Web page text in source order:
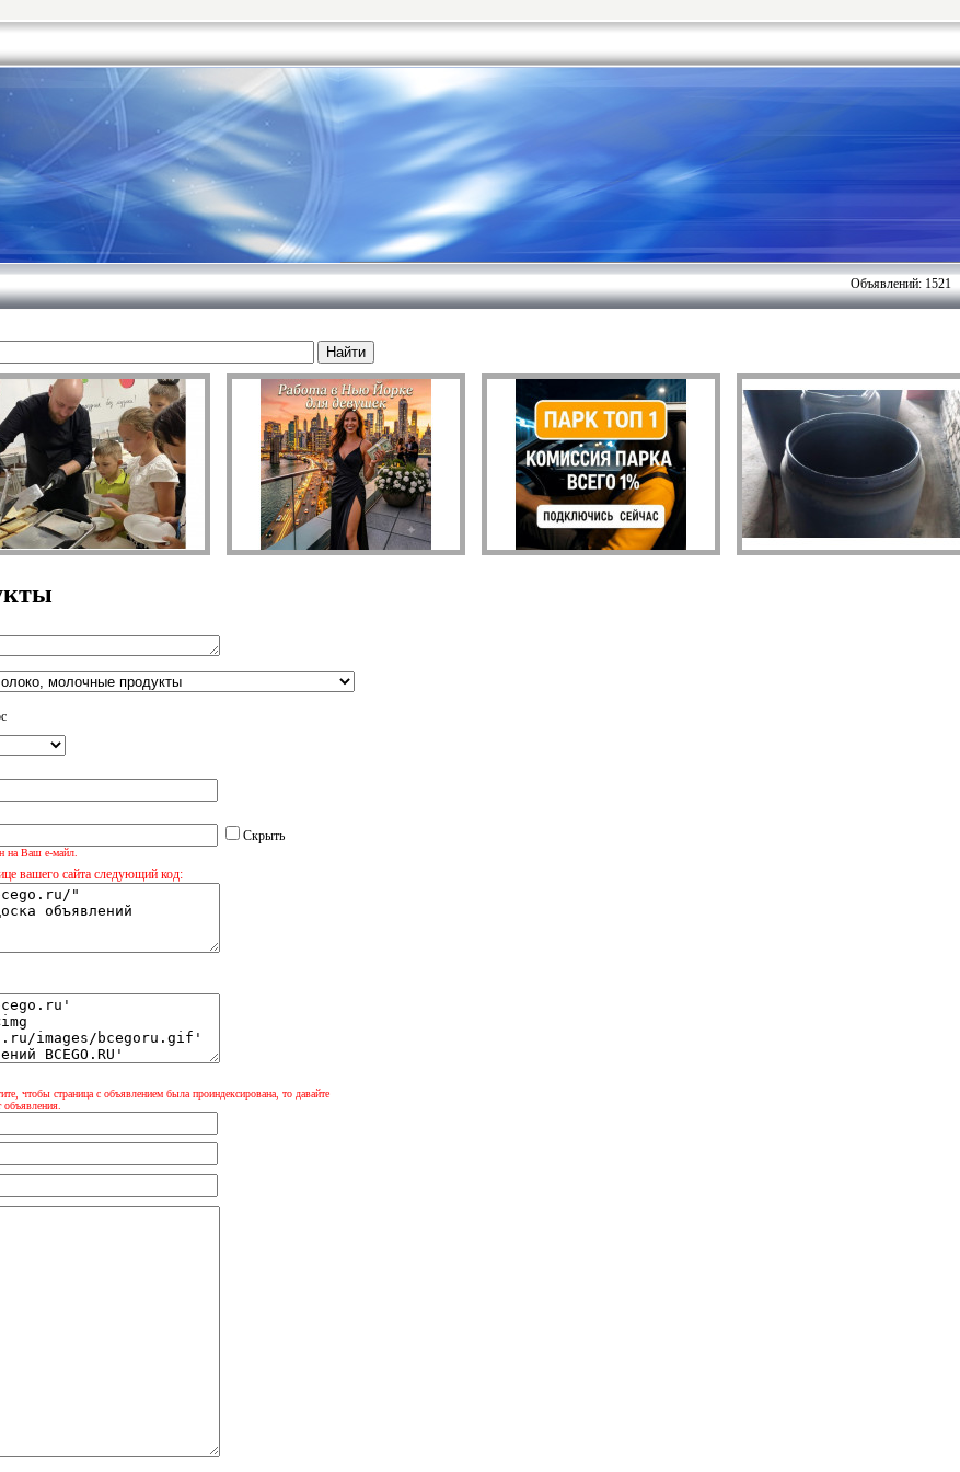
Объявлений: 1521
Скрыть
на Ваш е-майл.
вашего сайта следующий код:
чтобы страница с объявлением была проиндексирована, то давайте